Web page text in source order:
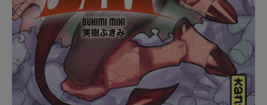
Se connecter S’inscrire
Hunter x Hunter
Fire Force
Black Butler